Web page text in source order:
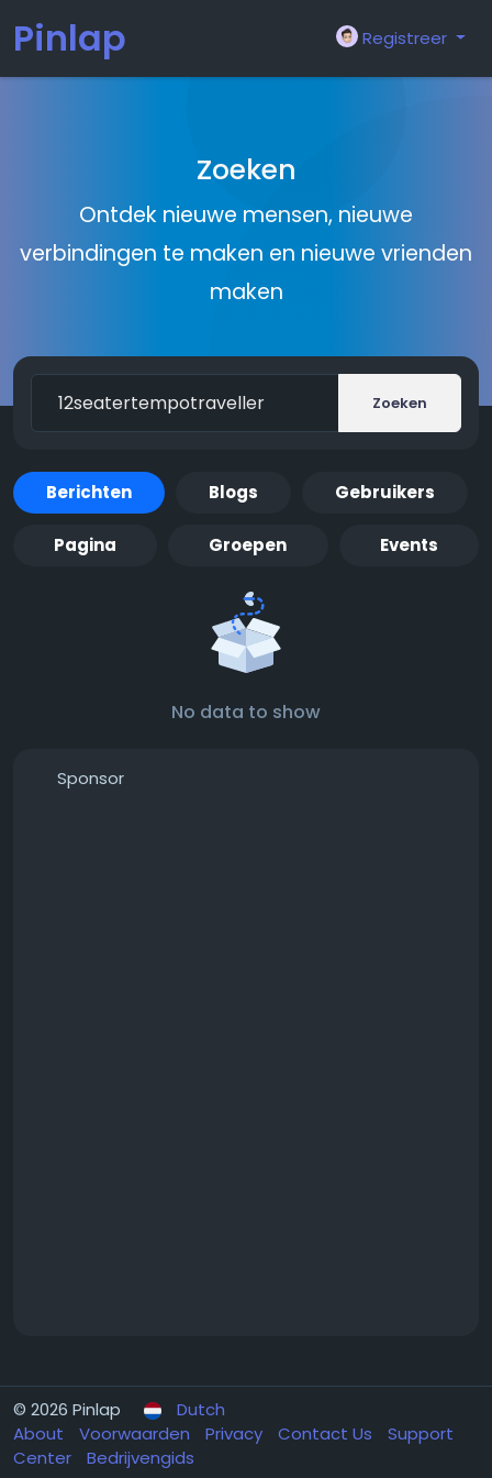
Pinlap Registreer
Zoeken
Ontdek nieuwe mensen, nieuwe
verbindingen te maken en nieuwe vrienden
maken
Zoeken
Berichten Blogs Gebruikers
Pagina Groepen Events
No data to show
Sponsor
© 2026 Pinlap
Dutch
About
Voorwaarden Privacy Contact Us
Support
Center
Bedrijvengids